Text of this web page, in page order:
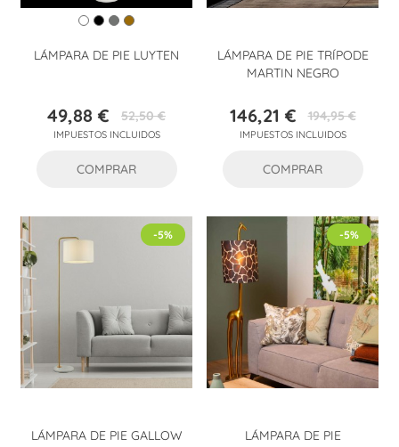
LÁMPARA DE PIE LUYTEN
Precio
49,88 €Precio
base
52,50 €
IMPUESTOS INCLUIDOS
COMPRAR
LÁMPARA DE PIE TRÍPODE
MARTIN NEGRO
Precio
146,21 €Precio
base
194,95 €
IMPUESTOS INCLUIDOS
COMPRAR
LÁMPARA DE PIE GALLOW
-5%
LÁMPARA DE PIE
-5%